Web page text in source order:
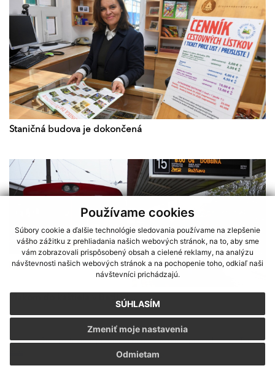
Používame cookies
Súbory cookie a ďalšie technológie sledovania používame na zlepšenie
vášho zážitku z prehliadania našich webových stránok, na to, aby sme
vám zobrazovali prispôsobený obsah a cielené reklamy, na analýzu
návštevnosti našich webových stránok a na pochopenie toho, odkiaľ naši
návštevníci prichádzajú.
SÚHLASÍM
Odmietam
Zmeniť moje nastavenia
Sme partnerom programu Košického samosprávneho kraja Terra
Incognita
Staničná budova je dokončená
Vlakom do kaštieľa v Betliari